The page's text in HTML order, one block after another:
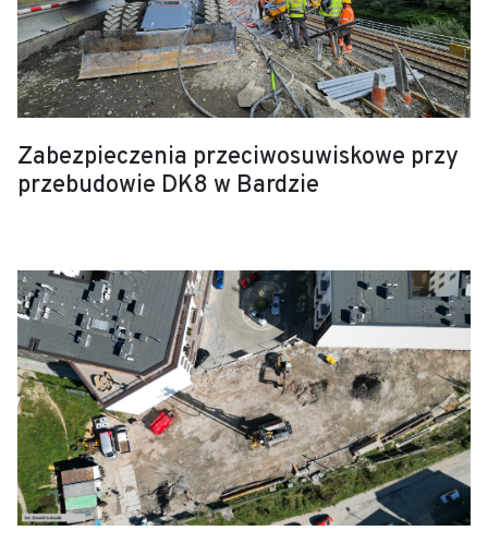
Zabezpieczenia przeciwosuwiskowe przy
przebudowie DK8 w Bardzie